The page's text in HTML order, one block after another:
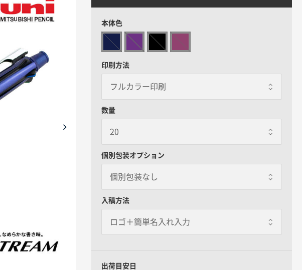
本体色
印刷方法
数量
個別包装オプション
個別包装なし
OPP袋封入
一本あたり+15.00円 / 3日出荷
入稿方法
出荷目安日